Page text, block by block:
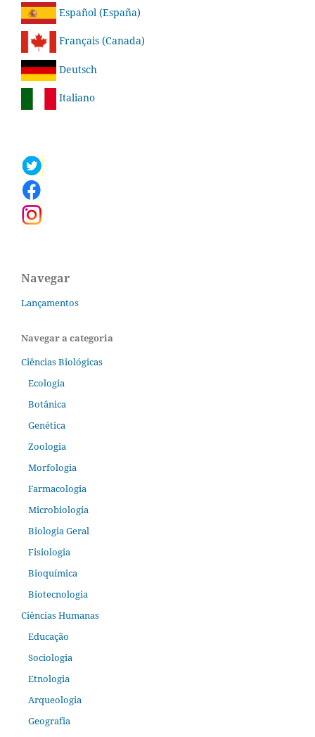
Español (España)
Français (Canada)
Deutsch
Italiano
Navegar
Lançamentos
Navegar a categoria
Ciências Biológicas
Ecologia
Botânica
Genética
Zoologia
Morfologia
Farmacologia
Microbiologia
Biologia Geral
Fisiologia
Bioquímica
Biotecnologia
Ciências Humanas
Educação
Sociologia
Etnologia
Arqueologia
Geografia